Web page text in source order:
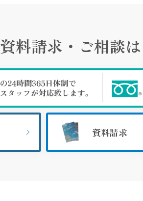
資料請求・ご相談は
資料請求